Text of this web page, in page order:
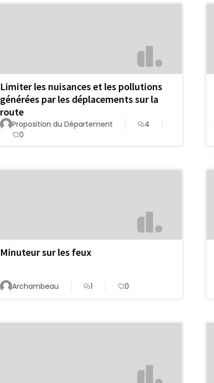
Limiter les nuisances et les pollutions
générées par les déplacements sur la
route
Proposition du Département
4
0
Minuteur sur les feux
Archambeau 1 0